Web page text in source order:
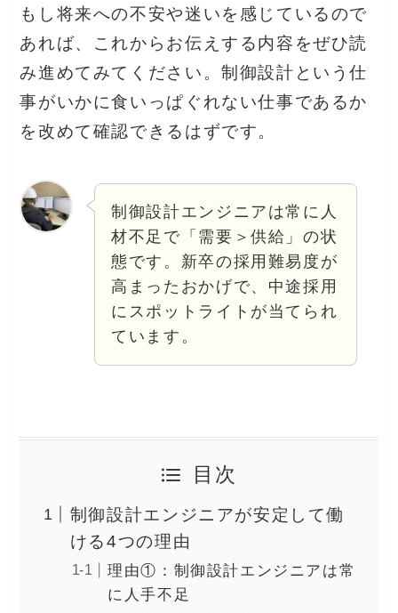
もし将来への不安や迷いを感じているので
あれば、これからお伝えする内容をぜひ読
み進めてみてください。制御設計という仕
事がいかに食いっぱぐれない仕事であるか
を改めて確認できるはずです。
制御設計エンジニアは常に人
材不足で「需要＞供給」の状
態です。新卒の採用難易度が
高まったおかげで、中途採用
にスポットライトが当てられ
ています。
目次
制御設計エンジニアが安定して働
ける4つの理由
理由①：制御設計エンジニアは常
に人手不足